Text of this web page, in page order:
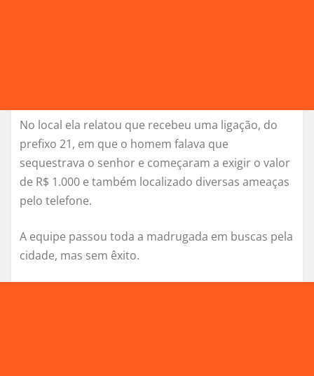
No local ela relatou que recebeu uma ligação, do
prefixo 21, em que o homem falava que
sequestrava o senhor e começaram a exigir o valor
de R$ 1.000 e também localizado diversas ameaças
pelo telefone.
A equipe passou toda a madrugada em buscas pela
cidade, mas sem êxito.